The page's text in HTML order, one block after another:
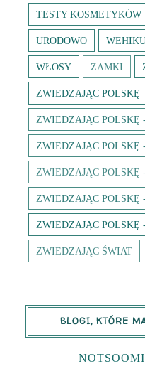
TESTY KOSMETYKÓW
URODOWO
WŁOSY ZAMKI
ZWIEDZAJĄC POLSKĘ
ZWIEDZAJĄC POLSKĘ
ZWIEDZAJĄC POLSKĘ
ZWIEDZAJĄC POLSKĘ
ZWIEDZAJĄC POLSKĘ
ZWIEDZAJĄC POLSKĘ
ZWIEDZAJĄC ŚWIAT
BLOGI, KTÓRE